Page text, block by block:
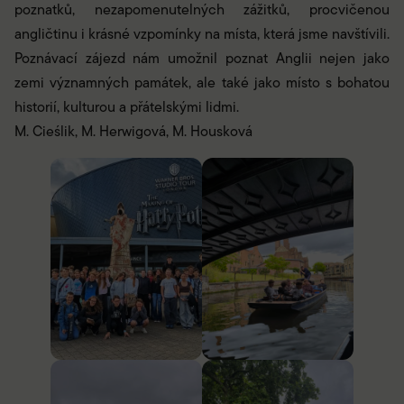
poznatků, nezapomenutelných zážitků, procvičenou
angličtinu i krásné vzpomínky na místa, která jsme navštívili.
Poznávací zájezd nám umožnil poznat Anglii nejen jako
zemi významných památek, ale také jako místo s bohatou
historií, kulturou a přátelskými lidmi.
M. Cieślik, M. Herwigová, M. Housková